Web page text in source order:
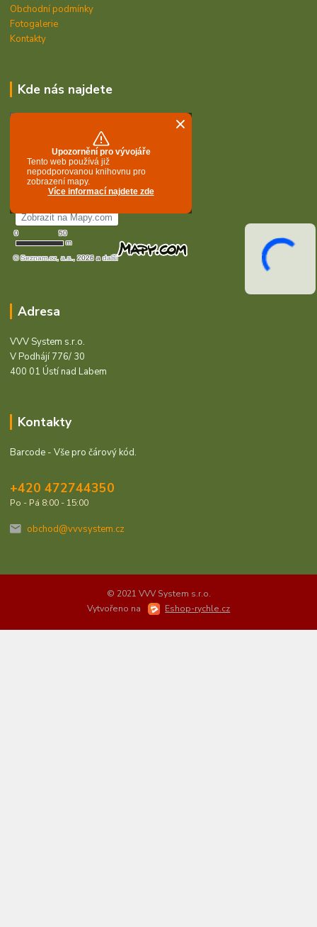
Obchodní podmínky
Fotogalerie
Kontakty
Kde nás najdete
Adresa
VVV System s.r.o.
V Podhájí 776/ 30
400 01 Ústí nad Labem
Kontakty
Barcode - Vše pro čárový kód.
+420 472744350
Po - Pá 8:00 - 15:00
obchod@vvvsystem.cz
© 2021 VVV System s.r.o.
Vytvořeno na
Eshop-rychle.cz